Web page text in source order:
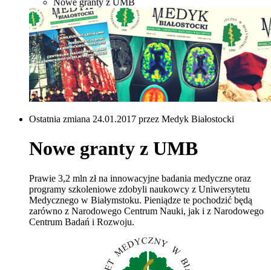
Nowe granty z UMB
Ostatnia zmiana 24.01.2017 przez Medyk Białostocki
Nowe granty z UMB
Prawie 3,2 mln zł na innowacyjne badania medyczne oraz
programy szkoleniowe zdobyli naukowcy z Uniwersytetu
Medycznego w Białymstoku. Pieniądze te pochodzić będą
zarówno z Narodowego Centrum Nauki, jak i z Narodowego
Centrum Badań i Rozwoju.